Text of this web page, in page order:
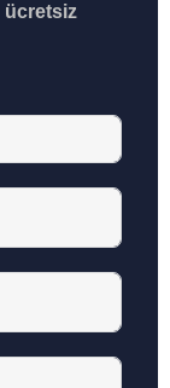
ücretsiz